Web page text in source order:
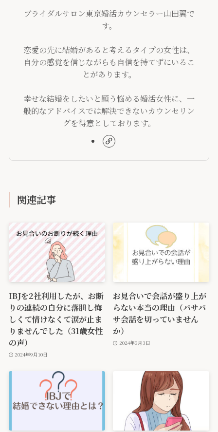
ブライダルサロン東京婚活カウンセラー山田翼で
す。
恋愛の先に結婚があると考えるタイプの女性は、
自分の感覚を信じながらも自信を持てずにいるこ
とがあります。
幸せな結婚をしたいと願う悩める婚活女性に、一
般的なアドバイスでは解決できないカウンセリン
グを得意としております。
関連記事
IBJを2社利用したが、お断
りの連続の自分に落胆し悔
しくて情けなくて涙が止ま
りませんでした（31歳女性
の声）
2024年9月10日
お見合いで会話が盛り上が
らない本当の理由（バサバ
サ会話を切っていません
か）
2024年3月3日